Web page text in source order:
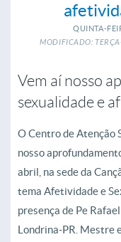
QUINTA-
MODIFICADO:
Vem aí nosso
sexualidade e
O Centro de Atenção
nosso
abril, na sede da
tema Afetividade e
presença de Pe Rafael
Londrina-PR. Mestre